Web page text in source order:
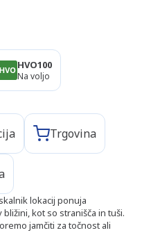
HVO100
Na voljo
Trgovina
lokacij ponuja
kot so stranišča in tuši.
jamčiti za točnost ali